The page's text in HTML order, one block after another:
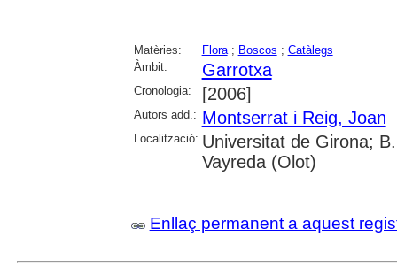
Matèries: Flora; Boscos ; Catàlegs
Àmbit:
Garrotxa
Cronologia: [2006]
Autors add.: Montserrat i Reig, Joan
Localització: Universitat de Girona;
Vayreda (Olot)
Enllaç permanent a aquest